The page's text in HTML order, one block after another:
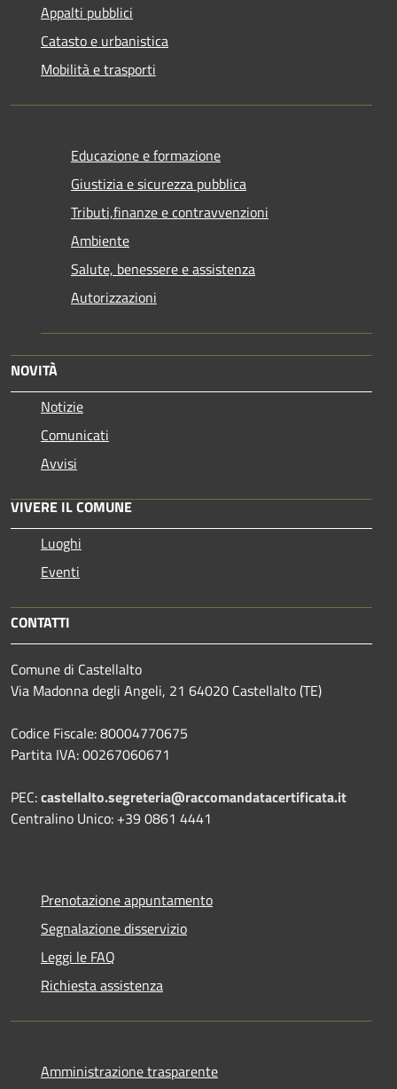
Appalti pubblici
Catasto e urbanistica
Mobilità e trasporti
Educazione e formazione
Giustizia e sicurezza pubblica
Tributi,finanze e contravvenzioni
Ambiente
Salute, benessere e assistenza
Autorizzazioni
NOVITÀ
Notizie
Comunicati
Avvisi
VIVERE IL COMUNE
Luoghi
Eventi
CONTATTI
Comune di Castellalto
Via Madonna degli Angeli, 21 64020 Castellalto (TE)
Codice Fiscale: 80004770675
Partita IVA: 00267060671
PEC:castellalto.segreteria@raccomandatacertificata.it
Centralino Unico: +39 0861 4441
Prenotazione appuntamento
Segnalazione disservizio
Leggi le FAQ
Richiesta assistenza
Amministrazione trasparente